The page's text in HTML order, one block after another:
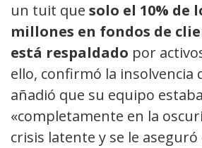
un tuit que solo el 10% de
millones en fondos de
está respaldado por
ello, confirmó la insolvencia
añadió que su equipo estaba
«completamente en la
crisis latente y se le aseguró